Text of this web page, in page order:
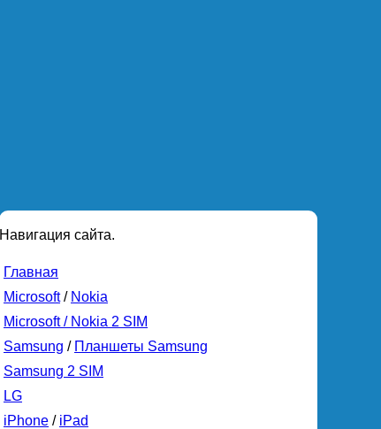
Навигация сайта.
Главная
Microsoft/ Nokia
Microsoft / Nokia 2 SIM
Samsung / Планшеты Samsung
Samsung 2 SIM
LG
iPhone / iPad